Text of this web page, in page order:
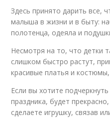
Здесь принято дарить все,
малыша в жизни и в быту:
полотенца, одеяла и
Несмотря на то, что детки
слишком быстро растут,
красивые платья и
Если вы хотите
праздника, будет
сделаете игрушку, связав